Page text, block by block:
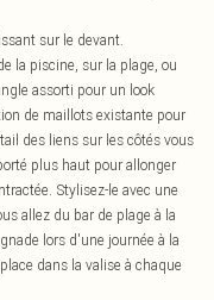
sur le devant.
la piscine, sur la plage, ou
assorti pour un look
de maillots existante pour
des liens sur les côtés vous
plus haut pour allonger
Stylisez-le avec une
allez du bar de plage à la
lors d'une journée à la
dans la valise à chaque